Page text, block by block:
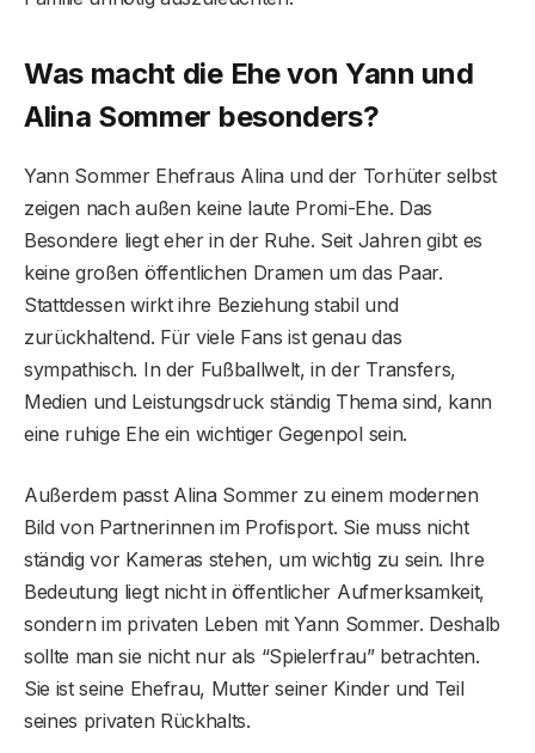
Was macht die Ehe von Yann und
Alina Sommer besonders?
Yann Sommer Ehefraus Alina und der Torhüter selbst
zeigen nach außen keine laute Promi-Ehe. Das
Besondere liegt eher in der Ruhe. Seit Jahren gibt es
keine großen öffentlichen Dramen um das Paar.
Stattdessen wirkt ihre Beziehung stabil und
zurückhaltend. Für viele Fans ist genau das
sympathisch. In der Fußballwelt, in der Transfers,
Medien und Leistungsdruck ständig Thema sind, kann
eine ruhige Ehe ein wichtiger Gegenpol sein.
Außerdem passt Alina Sommer zu einem modernen
Bild von Partnerinnen im Profisport. Sie muss nicht
ständig vor Kameras stehen, um wichtig zu sein. Ihre
Bedeutung liegt nicht in öffentlicher Aufmerksamkeit,
sondern im privaten Leben mit Yann Sommer. Deshalb
sollte man sie nicht nur als “Spielerfrau” betrachten.
Sie ist seine Ehefrau, Mutter seiner Kinder und Teil
seines privaten Rückhalts.